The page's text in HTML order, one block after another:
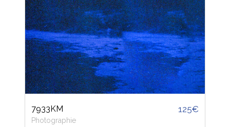
7933KM
Photographie
125€